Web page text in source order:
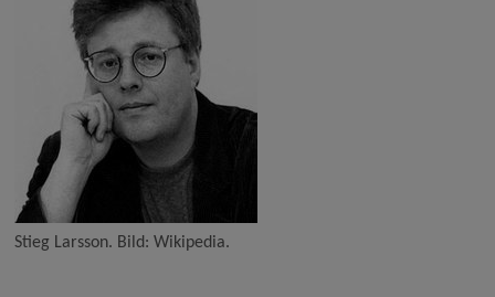
Stieg Larsson. Bild: Wikipedia.